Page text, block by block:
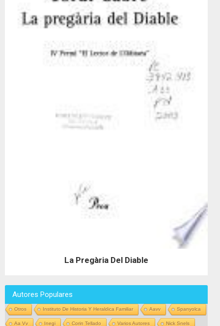
La Pregària Del Diable
Autores Populares
Otros Instituto De Historia Y Heraldica Familiar Aavv Spanyolca
Aa Vv Inegi Corin Tellado Varios Autores Nick Snels